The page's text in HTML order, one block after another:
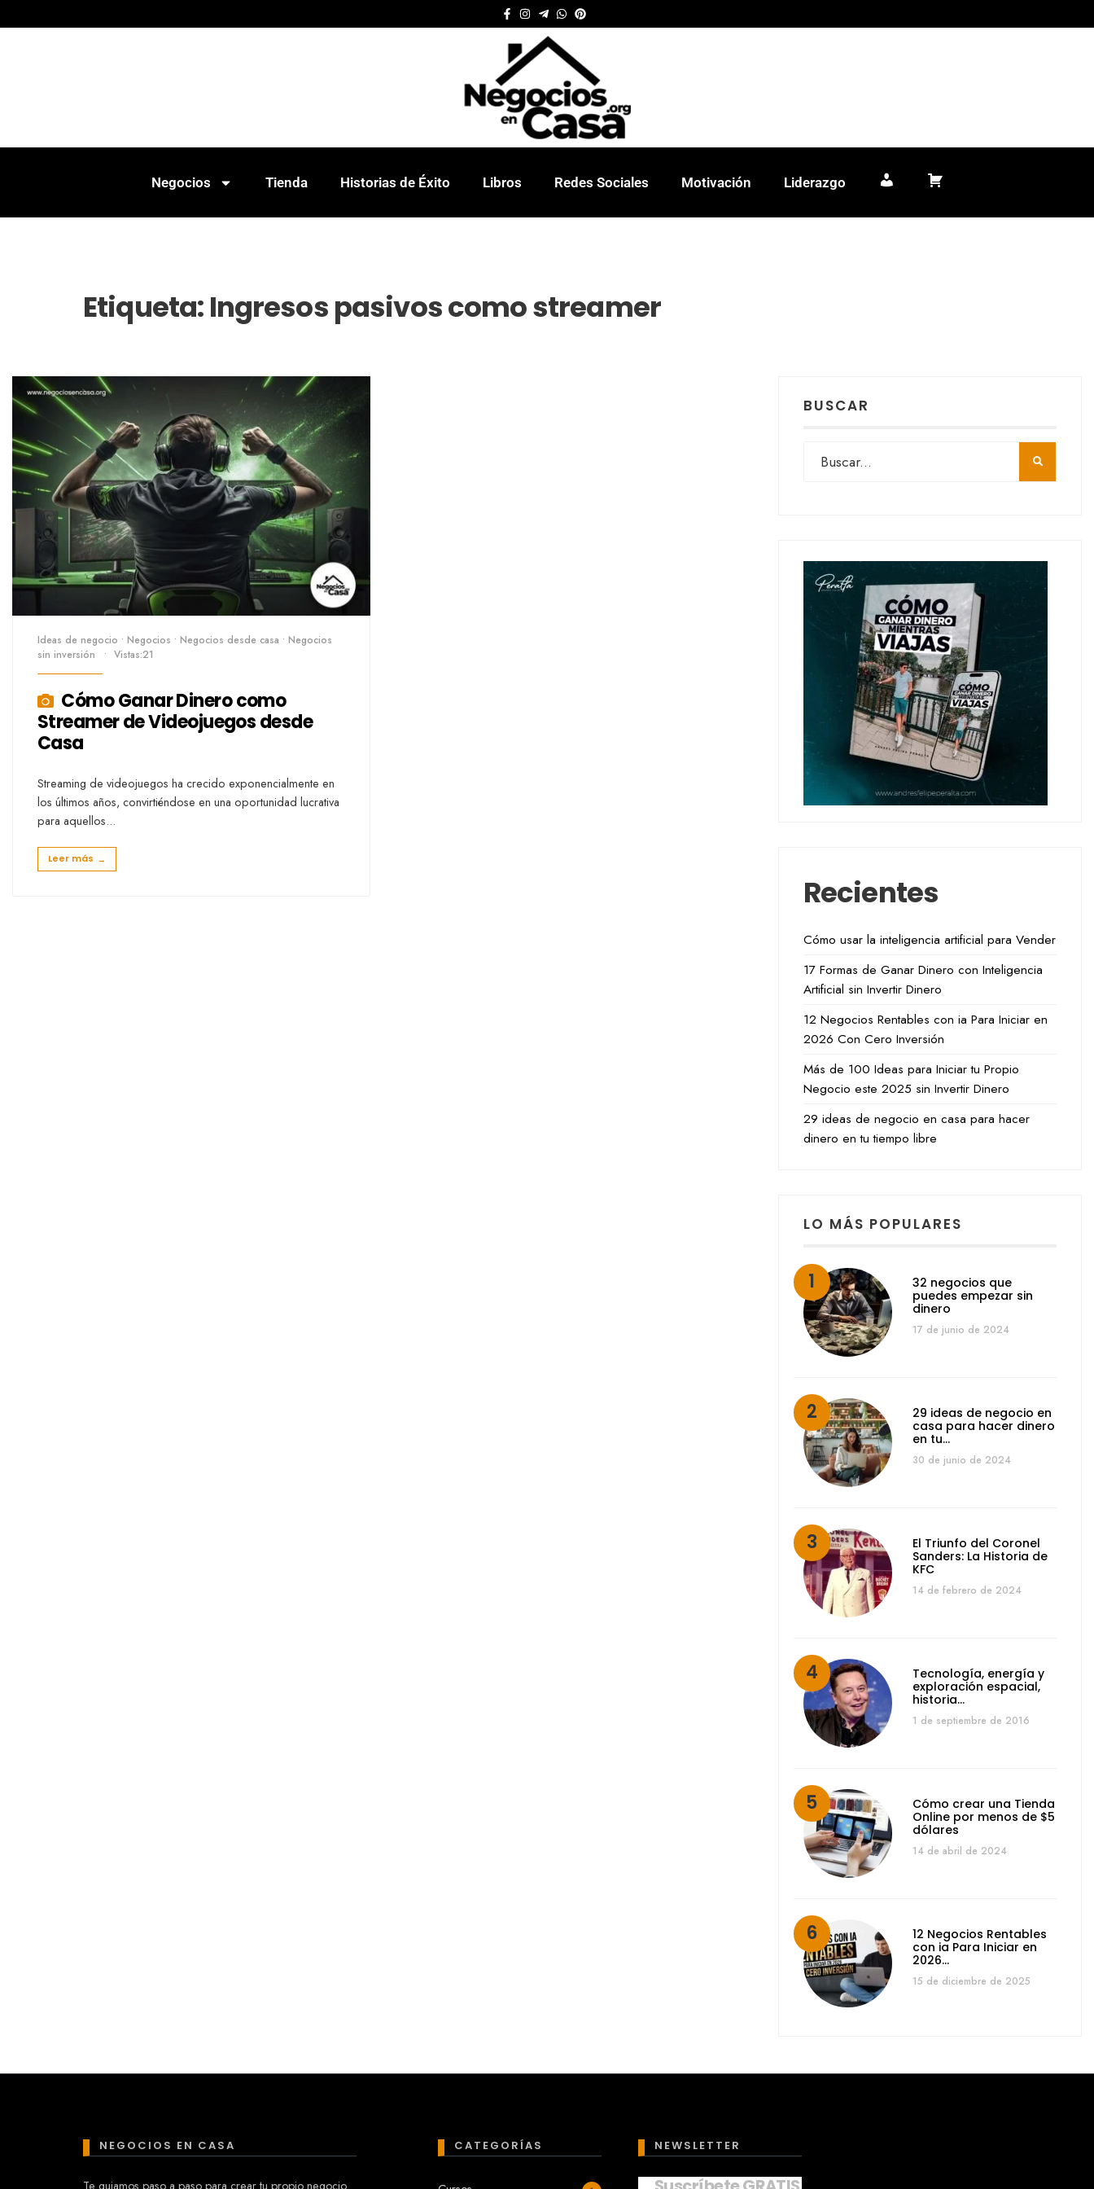
Negocios Tienda Historias de Éxito Libros Redes Sociales Motivación Liderazgo Mi cuentaCarrito
Etiqueta:Ingresos pasivos como streamer
Ideas de negocio • Negocios • Negocios desde casa • Negocios
sin inversión
• Vistas:21
Cómo Ganar Dinero como
Streamer de Videojuegos desde
Casa
Streaming de videojuegos ha crecido exponencialmente en
los últimos años, convirtiéndose en una oportunidad lucrativa
para aquellos...
Leer más →
BUSCAR
Recientes
Cómo usar la inteligencia artificial para Vender
17 Formas de Ganar Dinero con Inteligencia
Artificial sin Invertir Dinero
12 Negocios Rentables con ia Para Iniciar en
2026 Con Cero Inversión
Más de 100 Ideas para Iniciar tu Propio
Negocio este 2025 sin Invertir Dinero
29 ideas de negocio en casa para hacer
dinero en tu tiempo libre
LO MÁS POPULARES
32 negocios que
puedes empezar sin
dinero
17 de junio de 2024
29 ideas de negocio en
casa para hacer dinero
en tu…
30 de junio de 2024
El Triunfo del Coronel
Sanders: La Historia de
KFC
14 de febrero de 2024
Tecnología, energía y
exploración espacial,
historia…
1 de septiembre de 2016
Cómo crear una Tienda
Online por menos de $5
dólares
14 de abril de 2024
12 Negocios Rentables
con ia Para Iniciar en
2026…
15 de diciembre de 2025
NEGOCIOS EN CASA CATEGORÍAS NEWSLETTER